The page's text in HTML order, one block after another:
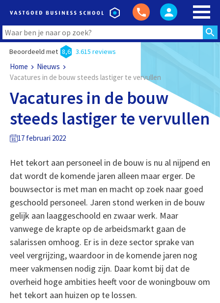
Beoordeeld met 8,6 3.615 reviews
Home
Nieuws
Vacatures in de bouw steeds lastiger te vervullen
Vacatures in de bouw
steeds lastiger te vervullen
17 februari 2022
Het tekort aan personeel in de bouw is nu al nijpend en
dat wordt de komende jaren alleen maar erger. De
bouwsector is met man en macht op zoek naar goed
geschoold personeel. Jaren stond werken in de bouw
gelijk aan laaggeschoold en zwaar werk. Maar
vanwege de krapte op de arbeidsmarkt gaan de
salarissen omhoog. Er is in deze sector sprake van
veel vergrijzing, waardoor in de komende jaren nog
meer vakmensen nodig zijn. Daar komt bij dat de
overheid hoge ambities heeft voor de woningbouw om
het tekort aan huizen op te lossen.